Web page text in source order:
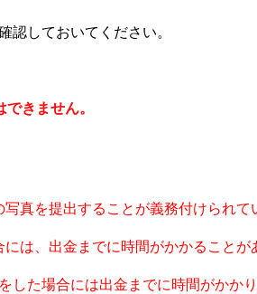
認しておいてください。
きません。
真を提出することが義務付けられ
は、出金までに時間がかかること
た場合には出金までに時間がかかり